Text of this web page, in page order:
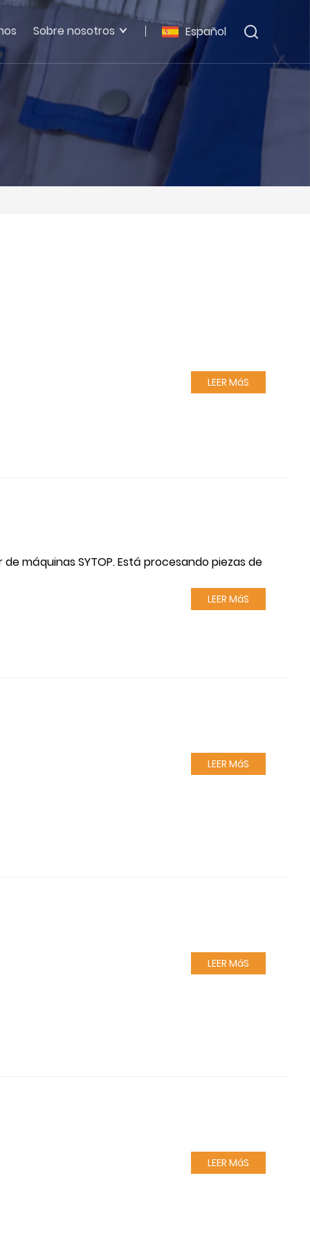
Español
Sobre nosotros
LEER MáS
máquinas SYTOP. Está procesando piezas de
LEER MáS
LEER MáS
LEER MáS
LEER MáS